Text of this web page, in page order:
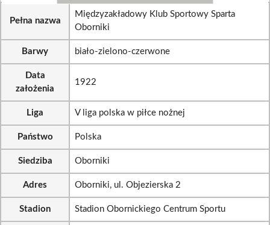
Pełna nazwa
Międzyzakładowy Klub Sportowy Sparta
Oborniki
Barwy biało-zielono-czerwone
Data
założenia
1922
Liga V liga polska w piłce nożnej
Państwo Polska
Siedziba Oborniki
Adres Oborniki, ul. Objezierska 2
Stadion Stadion Obornickiego Centrum Sportu